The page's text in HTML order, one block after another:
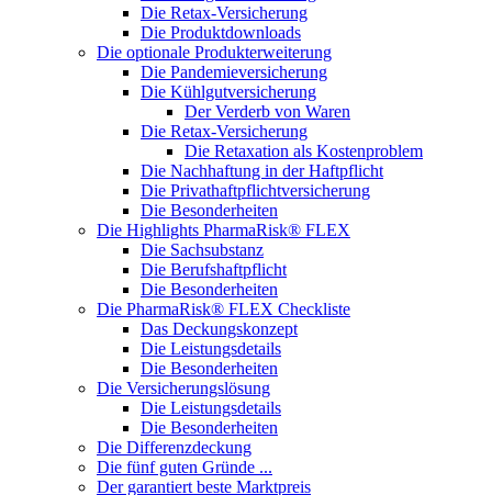
Die Retax-Versicherung
Die Produktdownloads
Die optionale Produkterweiterung
Die Pandemieversicherung
Die Kühlgutversicherung
Der Verderb von Waren
Die Retax-Versicherung
Die Retaxation als Kostenproblem
Die Nachhaftung in der Haftpflicht
Die Privathaftpflichtversicherung
Die Besonderheiten
Die Highlights PharmaRisk® FLEX
Die Sachsubstanz
Die Berufshaftpflicht
Die Besonderheiten
Die PharmaRisk® FLEX Checkliste
Das Deckungskonzept
Die Leistungsdetails
Die Besonderheiten
Die Versicherungslösung
Die Leistungsdetails
Die Besonderheiten
Die Differenzdeckung
Die fünf guten Gründe ...
Der garantiert beste Marktpreis